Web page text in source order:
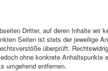
Dritter, auf deren Inhalte
Seiten ist stets der jeweilige
überprüft.
ohne konkrete
umgehend entfernen.